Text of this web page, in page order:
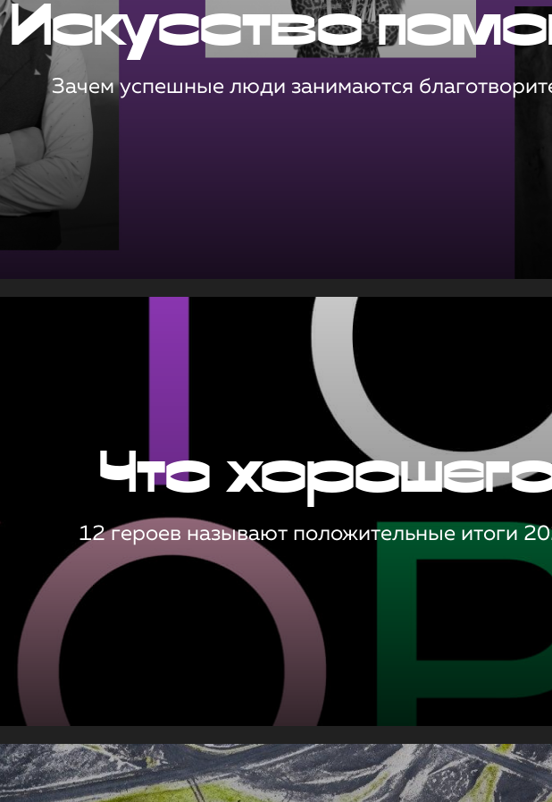
Искусство
Зачем успешные люди занимаются
Что
12 героев называют положительные итоги